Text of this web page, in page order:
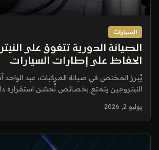
السيارات
الصيانة الدورية تتفوق على
الحفاظ على إطارات السيارات
يُبرز المختص في صيانة المركبات، عبد الواحد
النيتروجين يتمتع بخصائص تُحسّن استقراره
يوليو 2, 2026